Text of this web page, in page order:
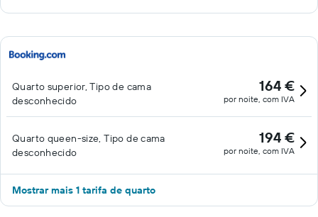
Quarto superior, Tipo de cama
desconhecido
164 €
por noite, com IVA
Quarto queen-size, Tipo de cama
desconhecido
194 €
por noite, com IVA
Mostrar mais 1 tarifa de quarto